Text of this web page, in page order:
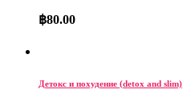
฿80.00
Детокс и похудение (detox and slim)